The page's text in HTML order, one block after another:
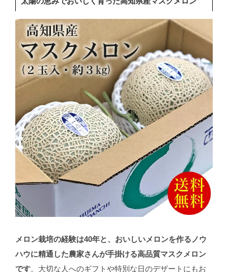
メロン栽培の経験は40年と、おいしいメロンを作るノウ
ハウに精通した農家さんが手掛ける高品質マスクメロン
です。大切な人へのギフトや特別な日のデザートにもお